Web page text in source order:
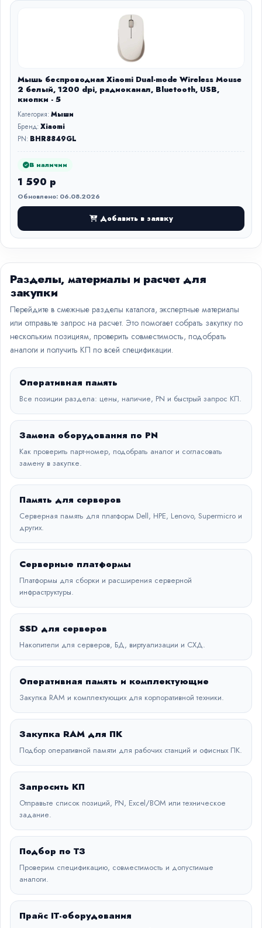
Мышь беспроводная Xiaomi Dual-mode Wireless Mouse
2 белый, 1200 dpi, радиоканал, Bluetooth, USB,
кнопки - 5
Категория:Мыши
Бренд:Xiaomi
PN: BHR8849GL
В наличии
1 590 р
Обновлено: 06.08.2026
Добавить в заявку
Разделы, материалы и расчет для
закупки
Перейдите в смежные разделы каталога, экспертные материалы
или отправьте запрос на расчет. Это помогает собрать закупку по
нескольким позициям, проверить совместимость, подобрать
аналоги и получить КП по всей спецификации.
Оперативная память
Все позиции раздела: цены, наличие, PN и быстрый запрос КП.
Замена оборудования по PN
Как проверить парт-номер, подобрать аналог и согласовать
замену в закупке.
Память для серверов
Серверная память для платформ Dell, HPE, Lenovo, Supermicro и
других.
Серверные платформы
Платформы для сборки и расширения серверной
инфраструктуры.
SSD для серверов
Накопители для серверов, БД, виртуализации и СХД.
Оперативная память и комплектующие
Закупка RAM и комплектующих для корпоративной техники.
Закупка RAM для ПК
Подбор оперативной памяти для рабочих станций и офисных ПК.
Запросить КП
Отправьте список позиций, PN, Excel/BOM или техническое
задание.
Подбор по ТЗ
Проверим спецификацию, совместимость и допустимые
аналоги.
Прайс IT-оборудования